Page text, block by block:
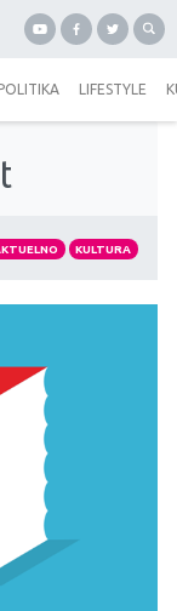
LIFESTYLE
KULTURA